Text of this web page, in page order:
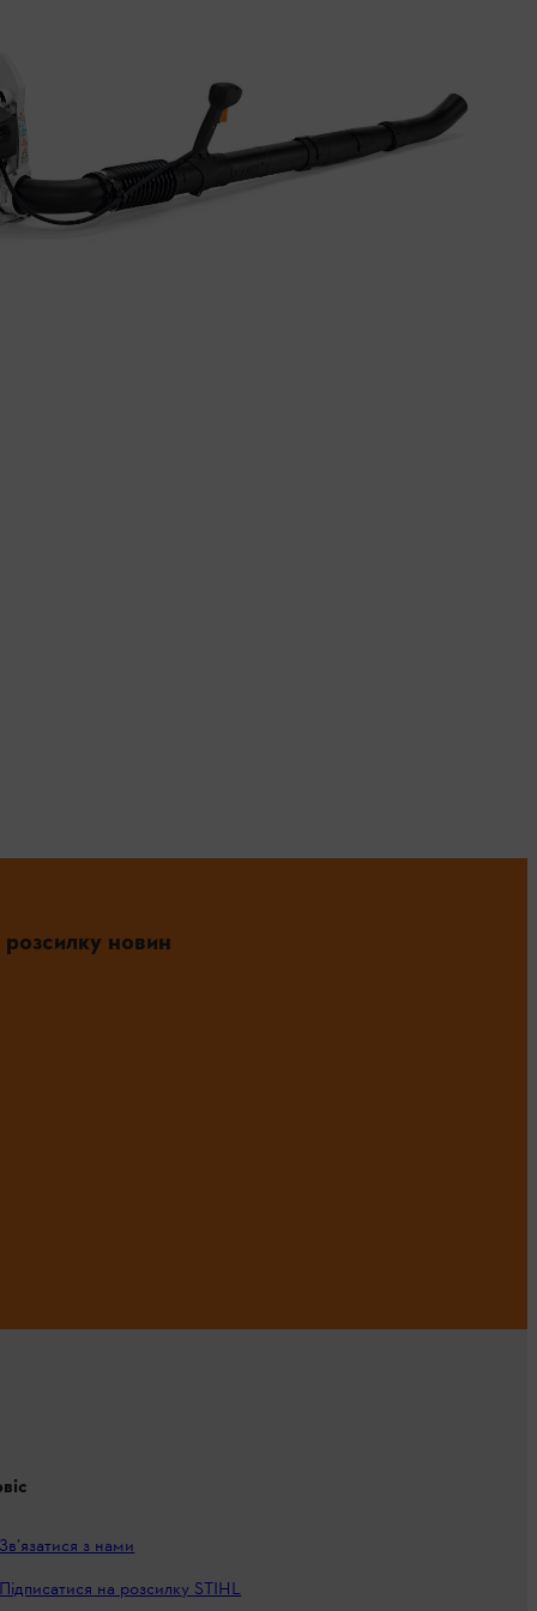
новин
Зв’язатися з нами
Підписатися на розсилку STIHL